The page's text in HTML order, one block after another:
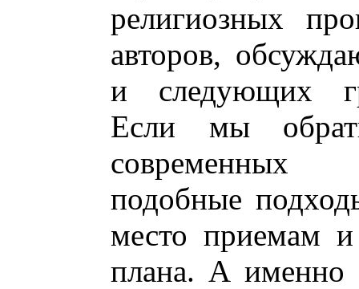
религиозных
авторов,
и следующих
Если мы
современных
подобные
место приемам и
плана. А именно